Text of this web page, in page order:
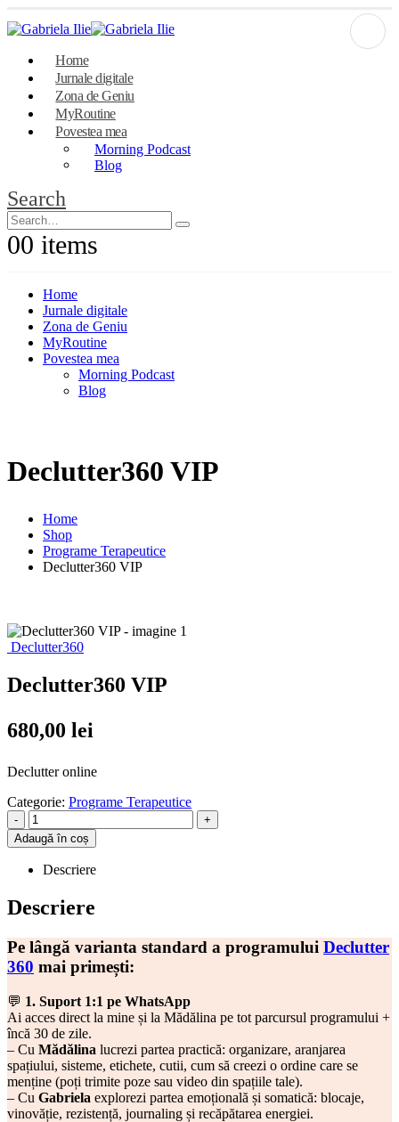
Home
Jurnale digitale
Zona de Geniu
MyRoutine
Povestea mea
Morning Podcast
Blog
Search
00 items
Home
Jurnale digitale
Zona de Geniu
MyRoutine
Povestea mea
Morning Podcast
Blog
Declutter360 VIP
Home
Shop
Programe Terapeutice
Declutter360 VIP
Declutter360
Declutter360 VIP
680,00 lei
Declutter online
Categorie: Programe Terapeutice
-
+
Adaugă în coș
Descriere
Descriere
Pe lângă varianta standard a programului Declutter
360 mai primești:
💬 1. Suport 1:1 pe WhatsApp
Ai acces direct la mine și la Mădălina pe tot parcursul programului +
încă 30 de zile.
– Cu Mădălina lucrezi partea practică: organizare, aranjarea
spațiului, sisteme, etichete, cutii, cum să creezi o ordine care se
menține (poți trimite poze sau video din spațiile tale).
– Cu Gabriela explorezi partea emoțională și somatică: blocaje,
vinovăție, rezistență, journaling și recăpătarea energiei.